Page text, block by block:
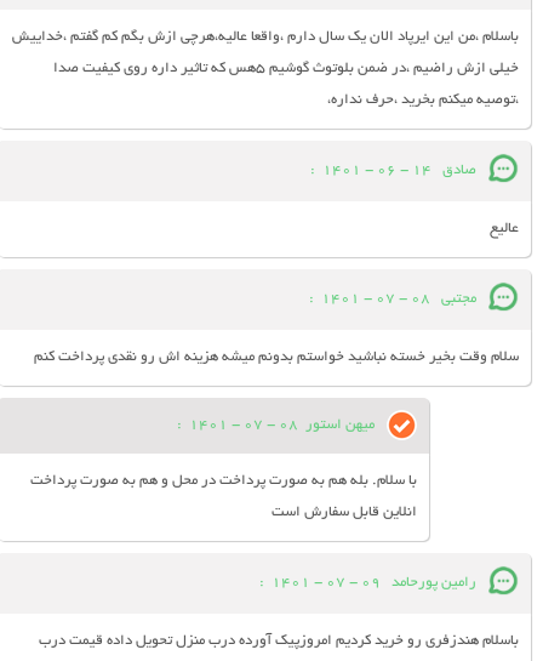
باسلام ،من این ایرپاد الان یک سال دارم ،واقعا عالیه،هرچی ازش بگم کم گفتم ،خداییش
خیلی ازش راضیم ،در ضمن بلوتوث گوشیم ۵هس که تاثیر داره روی کیفیت صدا
،توصیه میکنم بخرید ،حرف نداره،
صادق 14 - 06 - 1401
:
عالیع
مجتبی 08 - 07 - 1401
:
سلام وقت بخیر خسته نباشید خواستم بدونم میشه هزینه اش رو نقدی پرداخت کنم
میهن استور 08 - 07 - 1401
:
با سلام. بله هم به صورت پرداخت در محل و هم به صورت پرداخت
انلاین قابل سفارش است
رامین پورحامد 09 - 07 - 1401
:
باسلام هندزفری رو خرید کردیم امروزپیک آورده درب منزل تحویل داده قیمت درب